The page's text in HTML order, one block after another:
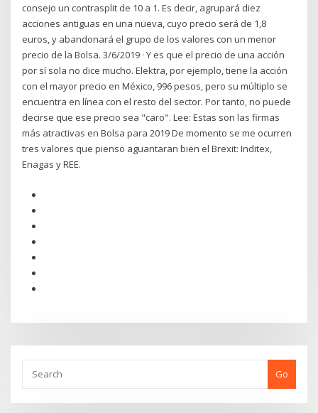
consejo un contrasplit de 10 a 1. Es decir, agrupará diez
acciones antiguas en una nueva, cuyo precio será de 1,8
euros, y abandonará el grupo de los valores con un menor
precio de la Bolsa. 3/6/2019 · Y es que el precio de una acción
por sí sola no dice mucho. Elektra, por ejemplo, tiene la acción
con el mayor precio en México, 996 pesos, pero su múltiplo se
encuentra en línea con el resto del sector. Por tanto, no puede
decirse que ese precio sea "caro". Lee: Estas son las firmas
más atractivas en Bolsa para 2019 De momento se me ocurren
tres valores que pienso aguantaran bien el Brexit: Inditex,
Enagas y REE.
Go